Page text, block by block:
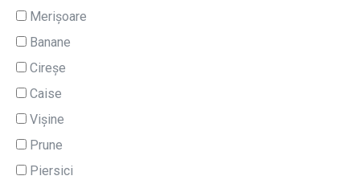
Merișoare
Banane
Cireșe
Caise
Vișine
Prune
Piersici